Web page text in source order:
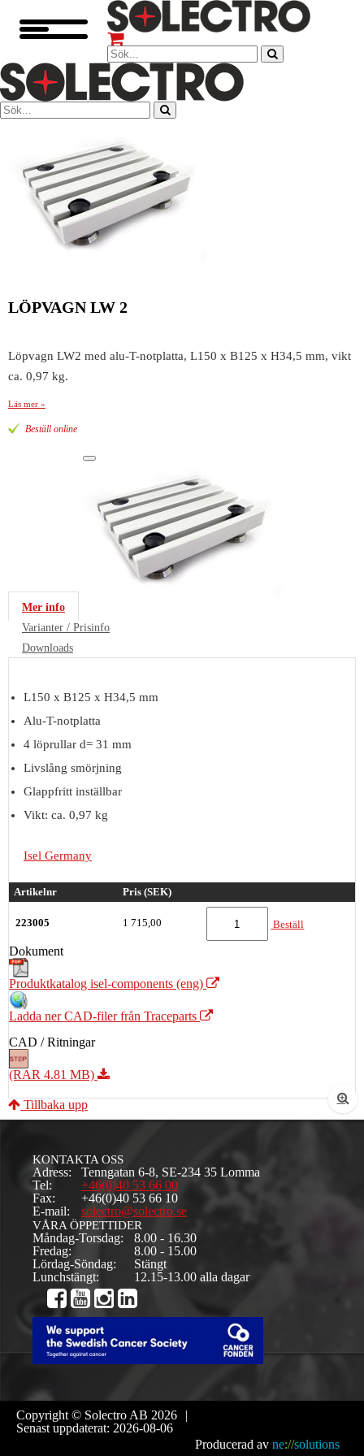
LÖPVAGN LW 2
Löpvagn LW2 med alu-T-notplatta, L150 x B125 x H34,5 mm, vikt
ca. 0,97 kg.
Läs mer »
Beställ online
Mer info
Varianter / Prisinfo
Downloads
L150 x B125 x H34,5 mm
Alu-T-notplatta
4 löprullar d= 31 mm
Livslång smörjning
Glappfritt inställbar
Vikt: ca. 0,97 kg
Isel Germany
Artikelnr Pris (SEK)
223005 1 715,00 Beställ
Dokument
Produktkatalog isel-components (eng)
Ladda ner CAD-filer från Traceparts
CAD / Ritningar
(RAR 4.81 MB)
Tillbaka upp
KONTAKTA OSS
Adress:
Tenngatan 6-8, SE-234 35 Lomma
Tel:
+46(0)40 53 66 00
Fax:
+46(0)40 53 66 10
E-mail:
solectro@solectro.se
VÅRA ÖPPETTIDER
Måndag-Torsdag:
8.00 - 16.30
Fredag:
8.00 - 15.00
Lördag-Söndag:
Stängt
Lunchstängt:
12.15-13.00 alla dagar
Copyright © Solectro AB 2026
|
Senast uppdaterat: 2026-08-06
Producerad av ne://solutions